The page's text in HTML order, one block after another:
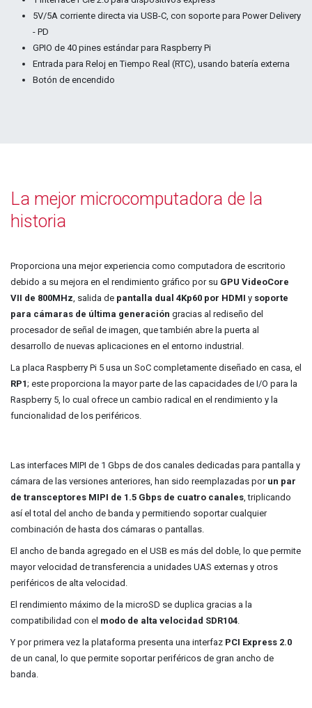
5V/5A corriente directa via USB-C, con soporte para Power Delivery
- PD
GPIO de 40 pines estándar para Raspberry Pi
Entrada para Reloj en Tiempo Real (RTC), usando batería externa
Botón de encendido​
La mejor microcomputadora de la
historia
Proporciona una mejor experiencia como computadora de escritorio
debido a su mejora en el rendimiento gráfico por su GPU VideoCore
VII de 800MHz, salida de pantalla dual 4Kp60 por HDMI y soporte
para cámaras de última generación gracias al rediseño del
procesador de señal de imagen, que también abre la puerta al
desarrollo de nuevas aplicaciones en el entorno industrial.
La placa Raspberry Pi 5 usa un SoC completamente diseñado en casa, el
RP1; este proporciona la mayor parte de las capacidades de I/O para la
Raspberry 5, lo cual ofrece un cambio radical en el rendimiento y la
funcionalidad de los periféricos.
Las interfaces MIPI de 1 Gbps de dos canales dedicadas para pantalla y
cámara de las versiones anteriores, han sido reemplazadas por un par
de transceptores MIPI de 1.5 Gbps de cuatro canales, triplicando
así el total del ancho de banda y permitiendo soportar cualquier
combinación de hasta dos cámaras o pantallas.
El ancho de banda agregado en el USB es más del doble, lo que permite
mayor velocidad de transferencia a unidades UAS externas y otros
periféricos de alta velocidad.
El rendimiento máximo de la microSD se duplica gracias a la
compatibilidad con el modo de alta velocidad SDR104.
Y por primera vez la plataforma presenta una interfaz PCI Express 2.0
de un canal, lo que permite soportar periféricos de gran ancho de
banda.​